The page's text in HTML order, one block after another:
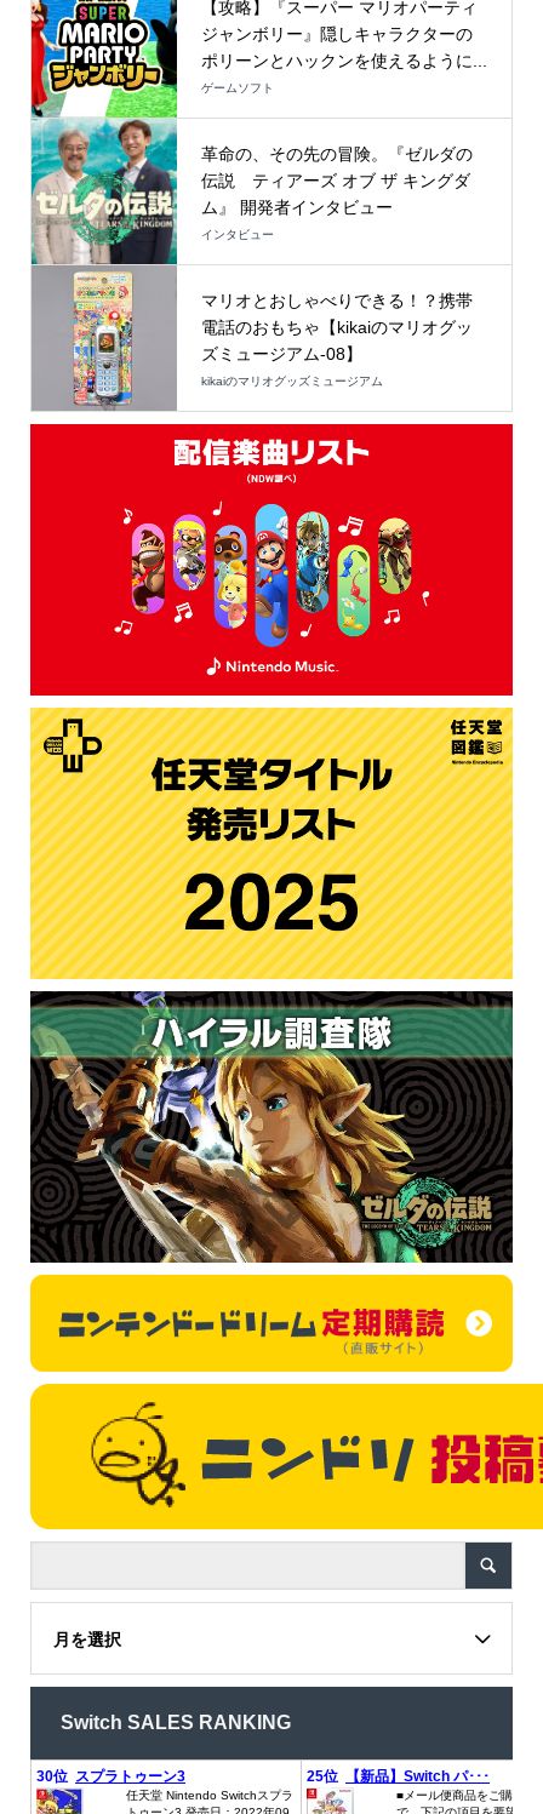
【攻略】『スーパー マリオパーティ
ジャンボリー』隠しキャラクターの
ポリーンとハックンを使えるように...
ゲームソフト
革命の、その先の冒険。『ゼルダの
伝説 ティアーズ オブ ザ キングダ
ム』 開発者インタビュー
インタビュー
マリオとおしゃべりできる！？携帯
電話のおもちゃ【kikaiのマリオグッ
ズミュージアム-08】
kikaiのマリオグッズミュージアム
月を選択
Switch SALES RANKING